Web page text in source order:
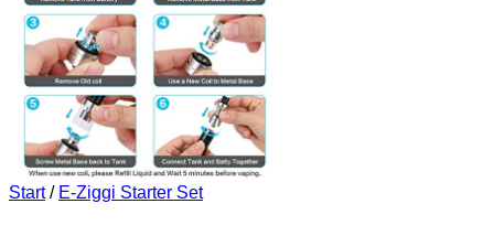
Start / E-Ziggi Starter Set